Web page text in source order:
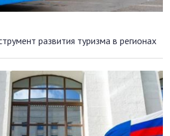
развития туризма в регионах